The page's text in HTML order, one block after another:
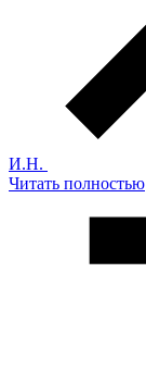
И.Н.
Читать полностью